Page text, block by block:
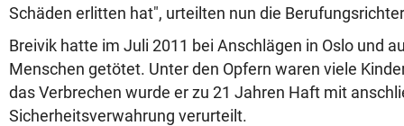
Schäden erlitten hat", urteilten nun die
Breivik hatte im Juli 2011 bei Anschlägen in Oslo und
Menschen getötet. Unter den Opfern waren viele
das Verbrechen wurde er zu 21 Jahren Haft mit
Sicherheitsverwahrung verurteilt.